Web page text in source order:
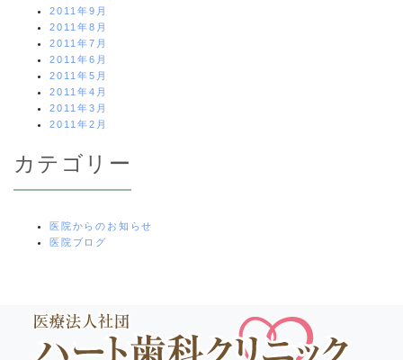
2011年9月
2011年8月
2011年7月
2011年6月
2011年5月
2011年4月
2011年3月
2011年2月
カテゴリー
医院からのお知らせ
医院ブログ